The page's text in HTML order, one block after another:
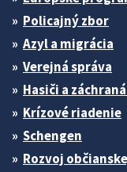
Policajný zbor
Azyl a migrácia
Verejná správa
Hasiči a
Krízové riadenie
Schengen
Rozvoj